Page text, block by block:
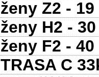
ženy Z2 -
ženy H2 -
ženy F2 -
TRASA C